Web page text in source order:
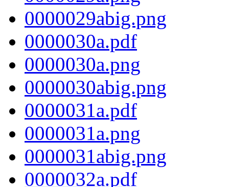
0000029abig.png
0000030a.pdf
0000030a.png
0000030abig.png
0000031a.pdf
0000031a.png
0000031abig.png
0000032a.pdf